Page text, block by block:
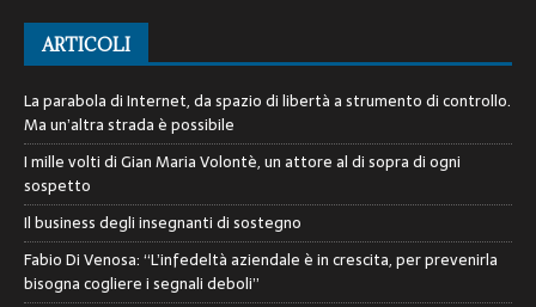
ARTICOLI
La parabola di Internet, da spazio di libertà a strumento di controllo.
Ma un’altra strada è possibile
I mille volti di Gian Maria Volontè, un attore al di sopra di ogni
sospetto
Il business degli insegnanti di sostegno
Fabio Di Venosa: “L’infedeltà aziendale è in crescita, per prevenirla
bisogna cogliere i segnali deboli”